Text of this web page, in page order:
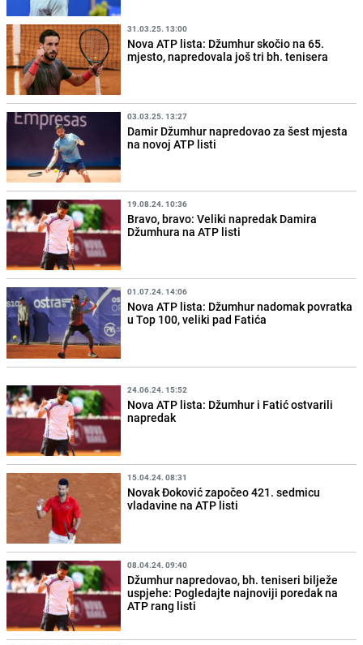
31.03.25. 13:00
Nova ATP lista: Džumhur skočio na 65.
mjesto, napredovala još tri bh. tenisera
03.03.25. 13:27
Damir Džumhur napredovao za šest mjesta
na novoj ATP listi
19.08.24. 10:36
Bravo, bravo: Veliki napredak Damira
Džumhura na ATP listi
01.07.24. 14:06
Nova ATP lista: Džumhur nadomak povratka
u Top 100, veliki pad Fatića
24.06.24. 15:52
Nova ATP lista: Džumhur i Fatić ostvarili
napredak
15.04.24. 08:31
Novak Đoković započeo 421. sedmicu
vladavine na ATP listi
08.04.24. 09:40
Džumhur napredovao, bh. teniseri bilježe
uspjehe: Pogledajte najnoviji poredak na
ATP rang listi